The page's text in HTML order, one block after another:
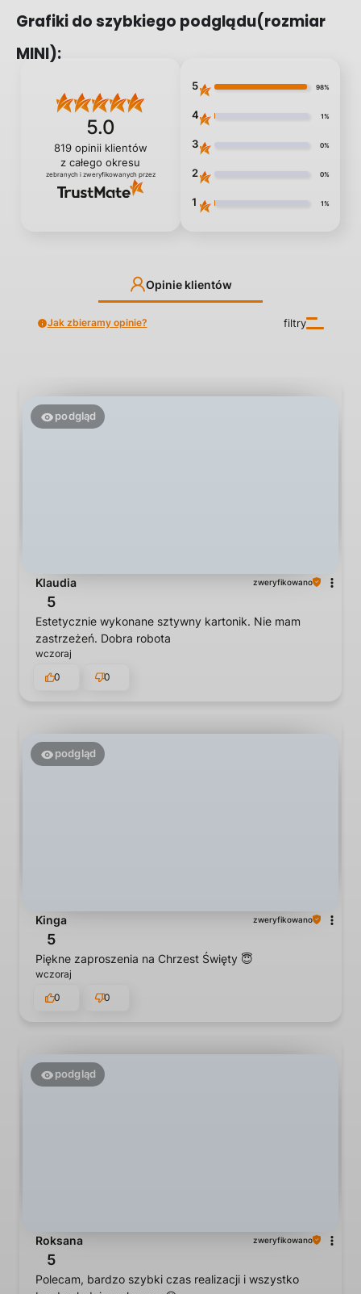
Grafiki do szybkiego podglądu(rozmiar
MINI):
5.0
819opinii klientów
z całego okresu
zebranych i zweryfikowanych przez
5 98%
4 1%
3 0%
2 0%
1 1%
Opinie klientów
filtry
Jak zbieramy opinie?
podgląd
Klaudia zweryfikowano
5
Estetycznie wykonane sztywny kartonik. Nie mam
zastrzeżeń. Dobra robota
wczoraj
0
0
podgląd
Kinga zweryfikowano
5
Piękne zaproszenia na Chrzest Święty 😇
wczoraj
0
0
podgląd
Roksana zweryfikowano
5
Polecam, bardzo szybki czas realizacji i wszystko